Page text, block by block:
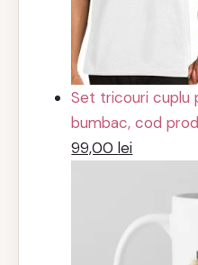
Set tricouri cuplu
bumbac, cod
Prețul
118,00 lei.
99,00leiPrețul
99,00 lei.